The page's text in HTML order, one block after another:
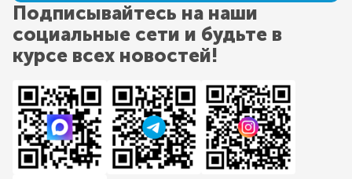
Подписывайтесь на наши
социальные сети и будьте в
курсе всех новостей!